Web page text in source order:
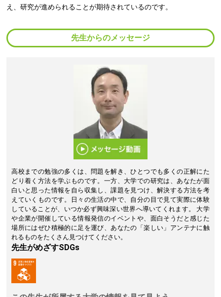
え、研究が進められることが期待されているのです。
先生からのメッセージ
高校までの勉強の多くは、問題を解き、ひとつでも多くの正解にた
どり着く方法を学ぶものです。一方、大学での研究は、あなたが面
白いと思った情報を自ら収集し、課題を見つけ、解決する方法を考
えていくものです。日々の生活の中で、自分の目で見て実際に体験
していることが、いつか必ず興味深い世界へ導いてくれます。 大学
や企業が開催している情報発信のイベントや、面白そうだと感じた
場所にはぜひ積極的に足を運び、あなたの「楽しい」アンテナに触
れるものをたくさん見つけてください。
先生がめざすSDGs